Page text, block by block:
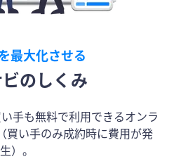
最大化させる
のしくみ
手も無料で利用できるオンラ
買い手のみ成約時に費用が発
生）。